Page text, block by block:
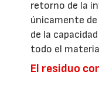
retorno de la
únicamente
de la
todo el
El residuo